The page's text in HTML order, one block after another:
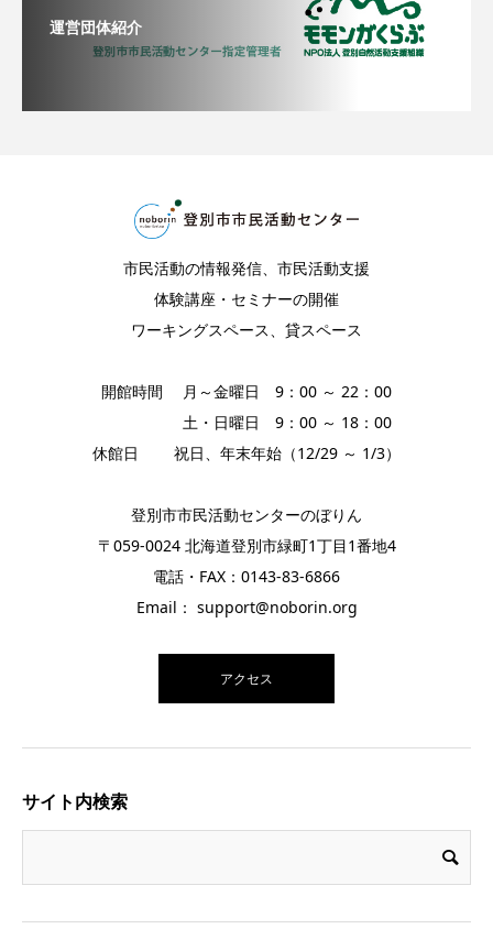
運営団体紹介
市民活動の情報発信、市民活動支援
体験講座・セミナーの開催
ワーキングスペース、貸スペース
開館時間 月～金曜日 9：00 ～ 22：00
土・日曜日 9：00 ～ 18：00
休館日 祝日、年末年始（12/29 ～ 1/3）
登別市市民活動センターのぼりん
〒059-0024 北海道登別市緑町1丁目1番地4
電話・FAX：0143-83-6866
Email： support@noborin.org
アクセス
サイト内検索